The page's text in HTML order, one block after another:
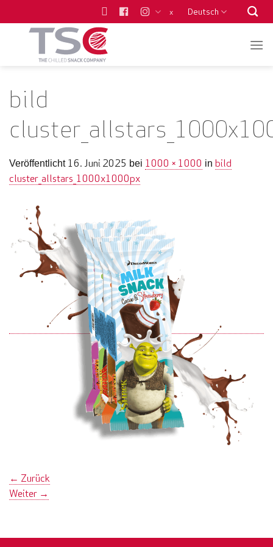
Inhalt
x Deutsch
bild
Veröffentlicht 16. Juni 2025 bei 1000 × 1000 in bild
cluster_allstars_1000x1000px
← Zurück
Weiter →